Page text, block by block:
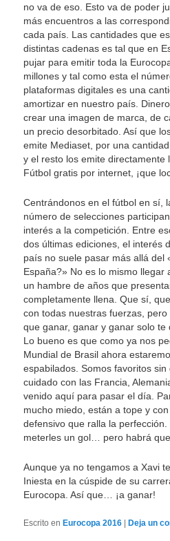
no va de eso. Esto va de poder
más encuentros a las
cada país. Las cantidades que
distintas cadenas es tal que en
pujar para emitir toda la
millones y tal como esta el
plataformas digitales es una
amortizar en nuestro país.
crear una imagen de marca, de
un precio desorbitado. Así que
emite Mediaset, por una
y el resto los emite directamente
Fútbol gratis por internet, ¡que
Centrándonos en el fútbol en sí,
número de selecciones
interés a la competición. Entre
dos últimas ediciones, el interés
país no suele pasar más allá del
España?» No es lo mismo llegar
un hambre de años que
completamente llena. Que sí,
con todas nuestras fuerzas,
que ganar, ganar y ganar solo te
Lo bueno es que como ya nos
Mundial de Brasil ahora
espabilados. Somos favoritos
cuidado con las Francia,
venido aquí para pasar el día.
mucho miedo, están a tope y
defensivo que ralla la
meterles un gol… pero habrá
Aunque ya no tengamos a Xavi
Iniesta en la cúspide de su
Eurocopa. Así que… ¡a ganar!
Escrito en Eurocopa 2016 Deja un